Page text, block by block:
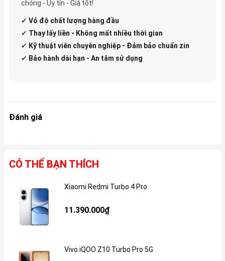
chóng - Uy tín - Giá tốt!
✔ Vỏ độ chất lượng hàng đầu
✔ Thay lấy liền - Không mất nhiều thời gian
✔ Kỹ thuật viên chuyên nghiệp - Đảm bảo chuẩn zin
✔ Bảo hành dài hạn - An tâm sử dụng
Đánh giá
CÓ THỂ BẠN THÍCH
Xiaomi Redmi Turbo 4 Pro
11.390.000₫
Vivo iQOO Z10 Turbo Pro 5G